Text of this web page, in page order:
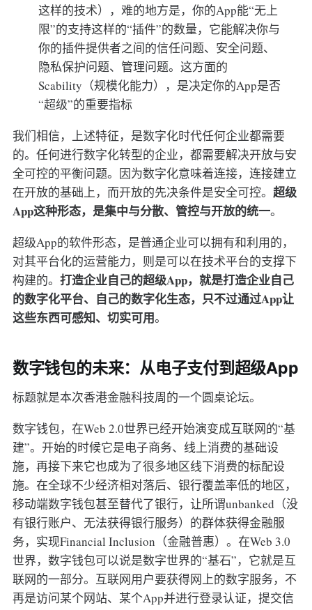
这样的技术），难的地方是，你的App能“无上
限”的支持这样的“插件”的数量，它能解决你与
你的插件提供者之间的信任问题、安全问题、
隐私保护问题、管理问题。这方面的
Scability（规模化能力），是决定你的App是否
“超级”的重要指标
我们相信，上述特征，是数字化时代任何企业都需要
的。任何进行数字化转型的企业，都需要解决开放与安
全可控的平衡问题。因为数字化意味着连接，连接建立
在开放的基础上，而开放的先决条件是安全可控。 超级
App这种形态，是集中与分散、管控与开放的统一。
超级App的软件形态，是普通企业可以拥有和利用的，
对其平台化的运营能力，则是可以在技术平台的支撑下
构建的。 打造企业自己的超级App，就是打造企业自己
的数字化平台、自己的数字化生态，只不过通过App让
这些东西可感知、切实可用。
数字钱包的未来：从电子支付到超级App
标题就是本次香港金融科技周的一个圆桌论坛。
数字钱包，在Web 2.0世界已经开始演变成互联网的“基
建”。开始的时候它是电子商务、线上消费的基础设
施，再接下来它也成为了很多地区线下消费的标配设
施。在全球不少经济相对落后、银行覆盖率低的地区，
移动端数字钱包甚至替代了银行，让所谓unbanked（没
有银行账户、无法获得银行服务）的群体获得金融服
务，实现Financial Inclusion（金融普惠）。在Web 3.0
世界，数字钱包可以说是数字世界的“基石”，它就是互
联网的一部分。互联网用户要获得网上的数字服务，不
再是访问某个网站、某个App并进行登录认证，提交信